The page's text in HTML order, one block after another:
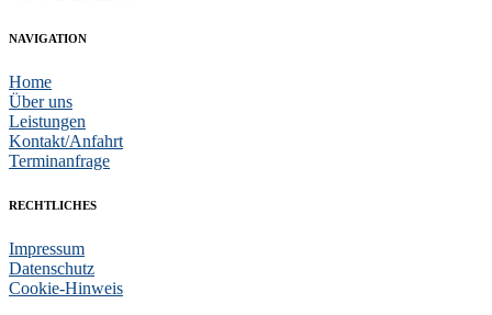
NAVIGATION
Home
Über uns
Leistungen
Kontakt/Anfahrt
Terminanfrage
RECHTLICHES
Impressum
Datenschutz
Cookie-Hinweis